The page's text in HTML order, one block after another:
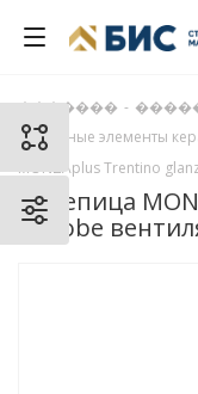
������� -
Доборные элементы
MONZAplus Trentino
Черепица
engobe